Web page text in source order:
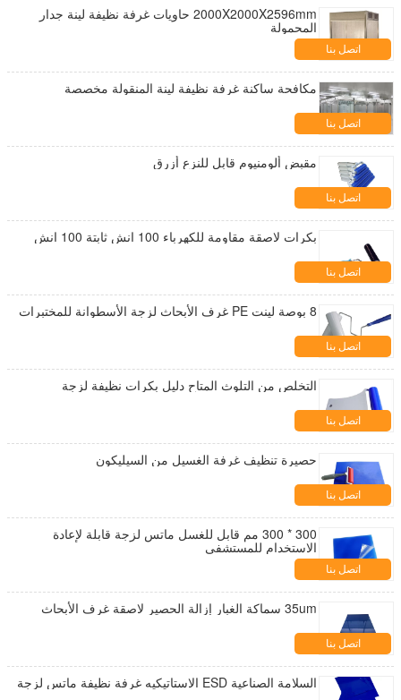
2000X2000X2596mm حاويات غرفة نظيفة لينة جدار
المحمولة
اتصل بنا
مكافحة ساكنة غرفة نظيفة لينة المنقولة مخصصة
اتصل بنا
مقبض ألومنيوم قابل للنزع أزرق
اتصل بنا
بكرات لاصقة مقاومة للكهرباء 100 انش ثابتة 100 انش
اتصل بنا
8 بوصة لينت PE غرف الأبحاث لزجة الأسطوانة للمختبرات
اتصل بنا
التخلص من التلوث المتاح دليل بكرات نظيفة لزجة
اتصل بنا
حصيرة تنظيف غرفة الغسيل من السيليكون
اتصل بنا
300 * 300 مم قابل للغسل ماتس لزجة قابلة لإعادة
الاستخدام للمستشفى
اتصل بنا
35um سماكة الغبار إزالة الحصير لاصقة غرف الأبحاث
اتصل بنا
السلامة الصناعية ESD الاستاتيكيه غرفة نظيفة ماتس لزجة